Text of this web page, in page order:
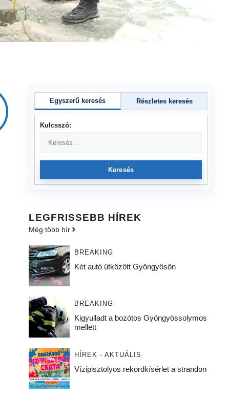
Egyszerű keresés Részletes keresés
Kulcsszó:
Keresés
LEGFRISSEBB HÍREK
Még több hír
BREAKING
Két autó ütközött Gyöngyösön
BREAKING
Kigyulladt a bozótos Gyöngyössolymos
mellett
HÍREK - AKTUÁLIS
Vízipisztolyos rekordkísérlet a strandon